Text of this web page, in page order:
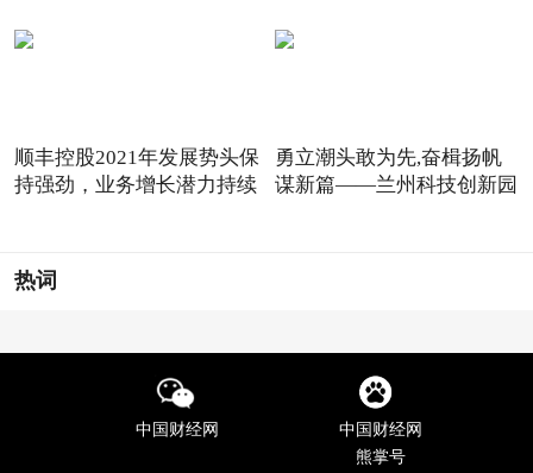
顺丰控股2021年发展势头保
持强劲，业务增长潜力持续
勇立潮头敢为先,奋楫扬帆
谋新篇——兰州科技创新园
热词
中国财经网
中国财经网
熊掌号